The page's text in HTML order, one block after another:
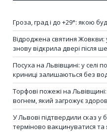
Гроза, град і до +29°: якою
Відроджена святиня
знову відкрила двері після
Посуха на Львівщині: у селі
криниці залишаються без
Торфові пожежі на
вогнем, який загрожує
У Львові підтвердили сказ у
терміново вакцинуватися та